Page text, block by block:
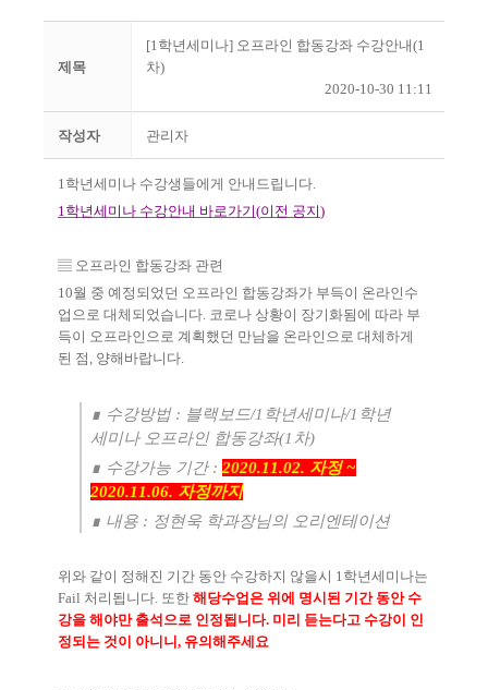
제목
[1학년세미나] 오프라인 합동강좌 수강안내(1
차)
2020-10-30 11:11
작성자 관리자
1학년세미나 수강생들에게 안내드립니다.
1학년세미나 수강안내 바로가기(이전 공지)
▤ 오프라인 합동강좌 관련
10월 중 예정되었던 오프라인 합동강좌가 부득이 온라인수
업으로 대체되었습니다. 코로나 상황이 장기화됨에 따라 부
득이 오프라인으로 계획했던 만남을 온라인으로 대체하게
된 점 , 양해바랍니다.
∎ 수강방법 : 블랙보드/1 학년세미나/1 학년
세미나 오프라인 합동강좌(1차)
∎ 수강가능 기간 :2020.11.02. 자정~
2020.11.06. 자정까지
∎ 내용 : 정현욱 학과장님의 오리엔테이션
위와 같이 정해진 기간 동안 수강하지 않을시 1학년세미나는
Fail 처리됩니다. 또한 해당수업은 위에 명시된 기간 동안 수
강을 해야만 출석으로 인정됩니다. 미리 듣는다고 수강이 인
정되는 것이 아니니 , 유의해주세요